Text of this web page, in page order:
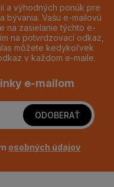
a výhodných ponúk pre
bývania. Vašu e-mailovú
na zasielanie týchto e-
na potvrdzovací odkaz,
môžete kedykoľvek
v každom e-maile.
e-mailom
ODOBERAŤ
osobných údajov